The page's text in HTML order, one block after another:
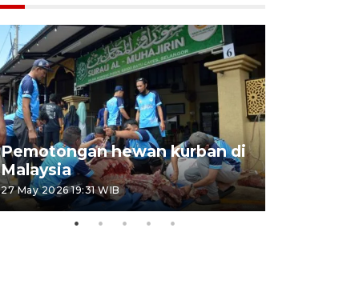
Pemotongan hewan kurban di
Malaysia
27 May 2026 19:31 WIB